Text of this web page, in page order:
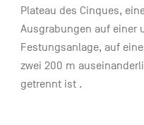
Plateau des Cinques,
Ausgrabungen auf einer
Festungsanlage, auf
zwei 200 m
getrennt ist .